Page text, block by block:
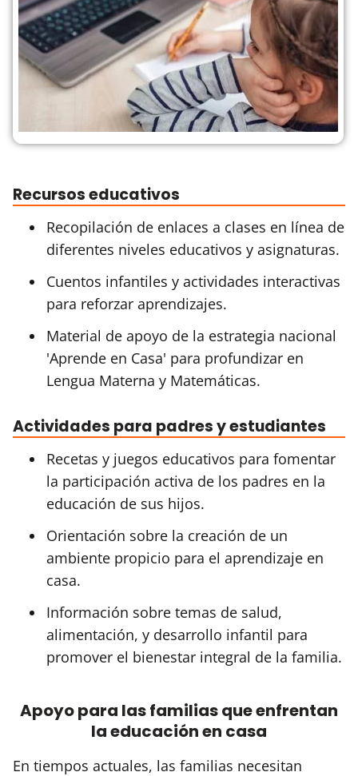
Recursos educativos
Recopilación de enlaces a clases en línea de
diferentes niveles educativos y asignaturas.
Cuentos infantiles y actividades interactivas
para reforzar aprendizajes.
Material de apoyo de la estrategia nacional
'Aprende en Casa' para profundizar en
Lengua Materna y Matemáticas.
Actividades para padres y estudiantes
Recetas y juegos educativos para fomentar
la participación activa de los padres en la
educación de sus hijos.
Orientación sobre la creación de un
ambiente propicio para el aprendizaje en
casa.
Información sobre temas de salud,
alimentación, y desarrollo infantil para
promover el bienestar integral de la familia.
Apoyo para las familias que enfrentan
la educación en casa
En tiempos actuales, las familias necesitan